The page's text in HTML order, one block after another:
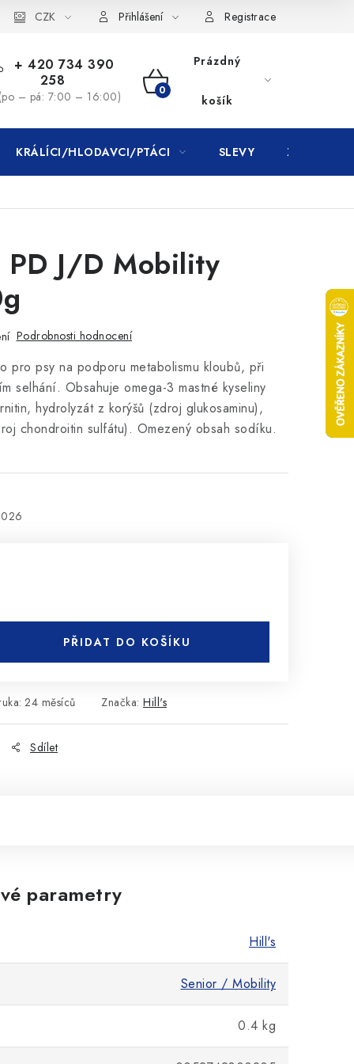
CZK Přihlášení Registrace
+ 420 734 390
258
(po – pá: 7:00 – 16:00)
NÁKUPNÍ
KOŠÍK
Prázdný
košík
KRÁLÍCI/HLODAVCI/PTÁCI SLEVY ZNAČKY
PD J/D Mobility
Podrobnosti hodnocení
pro psy na podporu metabolismu kloubů, při
selhání. Obsahuje omega-3 mastné kyseliny
hydrolyzát z korýšů (zdroj glukosaminu),
chondroitin sulfátu). Omezený obsah sodíku.
PŘIDAT DO KOŠÍKU
: 24 měsíců Značka: Hill's
Sdílet
parametry
Hill's
Senior / Mobility
0.4 kg